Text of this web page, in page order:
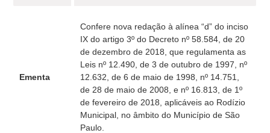
Ementa
Confere nova redação à alínea “d” do inciso
IX do artigo 3º do Decreto nº 58.584, de 20
de dezembro de 2018, que regulamenta as
Leis nº 12.490, de 3 de outubro de 1997, nº
12.632, de 6 de maio de 1998, nº 14.751,
de 28 de maio de 2008, e nº 16.813, de 1º
de fevereiro de 2018, aplicáveis ao Rodízio
Municipal, no âmbito do Município de São
Paulo.